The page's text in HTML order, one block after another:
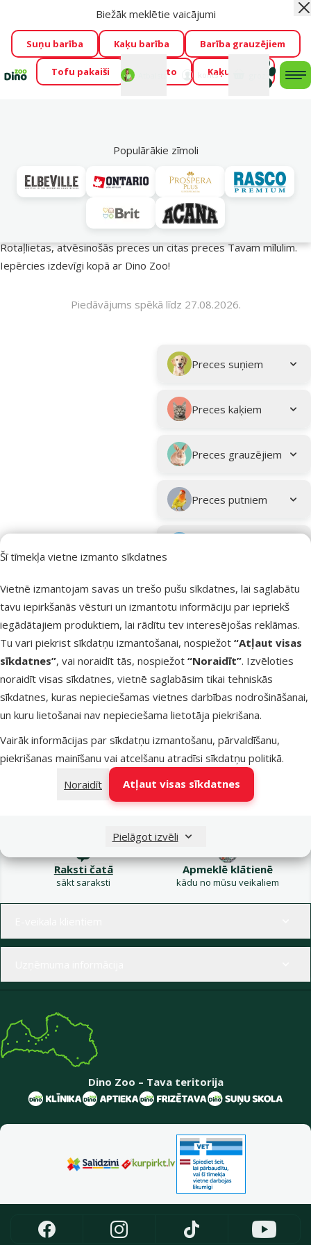
Visu mēnesi Dino Zoo piedāvā lieliskas cenas mīluļu TOP
barībām! 🍖→Skatīt piedāvājumu!
Fotokonkurss “GADA ŪSAIŅI”!
Varbūt tieši Tavs mīlulis
būs 2027. gada zvaigzne
→Piedalīties
Šī tīmekļa vietne izmanto sīkdatnes
Vietnē izmantojam savas un trešo pušu sīkdatnes, lai saglabātu
tavu iepirkšanās vēsturi un izmantotu informāciju par iepriekš
iegādātajiem produktiem, lai rādītu tev interesējošas reklāmas.
Tu vari piekrist sīkdatņu izmantošanai, nospiežot “Atļaut visas
sīkdatnes”, vai noraidīt tās, nospiežot “Noraidīt”. Izvēloties
noraidīt visas sīkdatnes, vietnē saglabāsim tikai tehniskās
sīkdatnes, kuras nepieciešamas vietnes darbības nodrošināšanai,
un kuru lietošanai nav nepieciešama lietotāja piekrišana.
Vairāk informācijas par sīkdatņu izmantošanu, pārvaldīšanu,
piekrišanas mainīšanu vai atcelšanu atradīsi sīkdatņu politikā.
Noraidīt
Atļaut visas sīkdatnes
Pielāgot izvēli
Mans
konts
Biežāk meklētie vaicājumi
Suņu barība Kaķu barība Barība grauzējiem
Tofu pakaiši Foresto Kaķu mājas
Populārākie zīmoli
Vasara turpinās – atlaides katrai gaumei!
Rotaļlietas, atvēsinošās preces un citas preces Tavam mīlulim.
Iepērcies izdevīgi kopā ar Dino Zoo!
Piedāvājums spēkā līdz 27.08.2026.
Apakškategorija
Preces suņiem
Preces kaķiem
Preces grauzējiem
Preces putniem
Preces
eksotiskajiem
Filtrs
Kampaņa: Vasara
turpinās – atlaides katrai
gaumei!
Kārtot pēc
Produkti nav atrasti
Raksti čatā
sākt saraksti
Apmeklē klātienē
kādu no mūsu veikaliem
Dino Zoo – Tava teritorija